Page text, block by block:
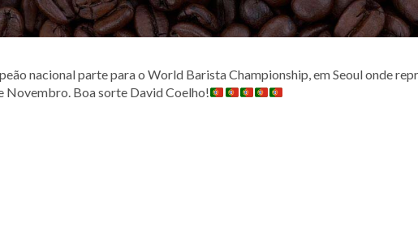
nacional parte para o World Barista Championship, em Seoul onde
Novembro. Boa sorte David Coelho!